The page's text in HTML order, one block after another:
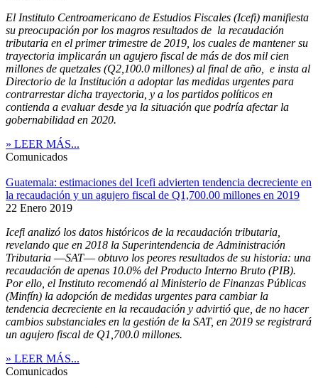
El Instituto Centroamericano de Estudios Fiscales (Icefi) manifiesta
su preocupación por los magros resultados de la recaudación
tributaria en el primer trimestre de 2019, los cuales de mantener su
trayectoria implicarán un agujero fiscal de más de dos mil cien
millones de quetzales (Q2,100.0 millones) al final de año, e insta al
Directorio de la Institución a adoptar las medidas urgentes para
contrarrestar dicha trayectoria, y a los partidos políticos en
contienda a evaluar desde ya la situación que podría afectar la
gobernabilidad en 2020.
» LEER MÁS...
Comunicados
Guatemala: estimaciones del Icefi advierten tendencia decreciente en
la recaudación y un agujero fiscal de Q1,700.00 millones en 2019
22 Enero 2019
Icefi analizó los datos históricos de la recaudación tributaria,
revelando que en 2018 la Superintendencia de Administración
Tributaria ―SAT― obtuvo los peores resultados de su historia: una
recaudación de apenas 10.0% del Producto Interno Bruto (PIB).
Por ello, el Instituto recomendó al Ministerio de Finanzas Públicas
(Minfín) la adopción de medidas urgentes para cambiar la
tendencia decreciente en la recaudación y advirtió que, de no hacer
cambios substanciales en la gestión de la SAT, en 2019 se registrará
un agujero fiscal de Q1,700.0 millones.
» LEER MÁS...
Comunicados